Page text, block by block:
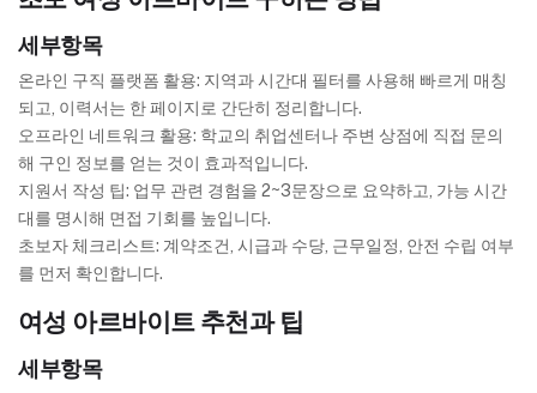
세부항목
온라인 구직 플랫폼 활용: 지역과 시간대 필터를 사용해 빠르게 매칭
되고, 이력서는 한 페이지로 간단히 정리합니다.
오프라인 네트워크 활용: 학교의 취업센터나 주변 상점에 직접 문의
해 구인 정보를 얻는 것이 효과적입니다.
지원서 작성 팁: 업무 관련 경험을 2~3문장으로 요약하고, 가능 시간
대를 명시해 면접 기회를 높입니다.
초보자 체크리스트: 계약조건, 시급과 수당, 근무일정, 안전 수립 여부
를 먼저 확인합니다.
여성 아르바이트 추천과 팁
세부항목